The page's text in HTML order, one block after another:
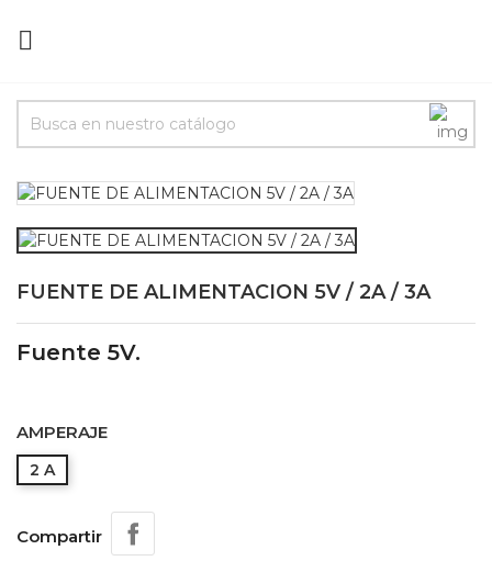

FUENTE DE ALIMENTACION 5V / 2A / 3A
Fuente 5V.
AMPERAJE
2 A
Compartir